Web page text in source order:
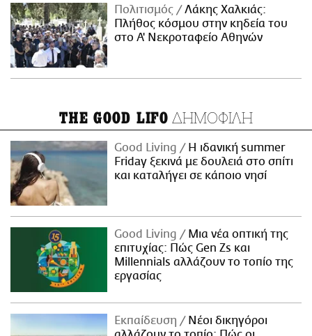
Πολιτισμός
Λάκης Χαλκιάς:
Πλήθος κόσμου στην κηδεία του
στο Α' Νεκροταφείο Αθηνών
THE GOOD LIFO ΔΗΜΟΦΙΛΗ
Good Living
Η ιδανική summer
Friday ξεκινά με δουλειά στο σπίτι
και καταλήγει σε κάποιο νησί
Good Living
Μια νέα οπτική της
επιτυχίας: Πώς Gen Zs και
Millennials αλλάζουν το τοπίο της
εργασίας
Εκπαίδευση
Νέοι δικηγόροι